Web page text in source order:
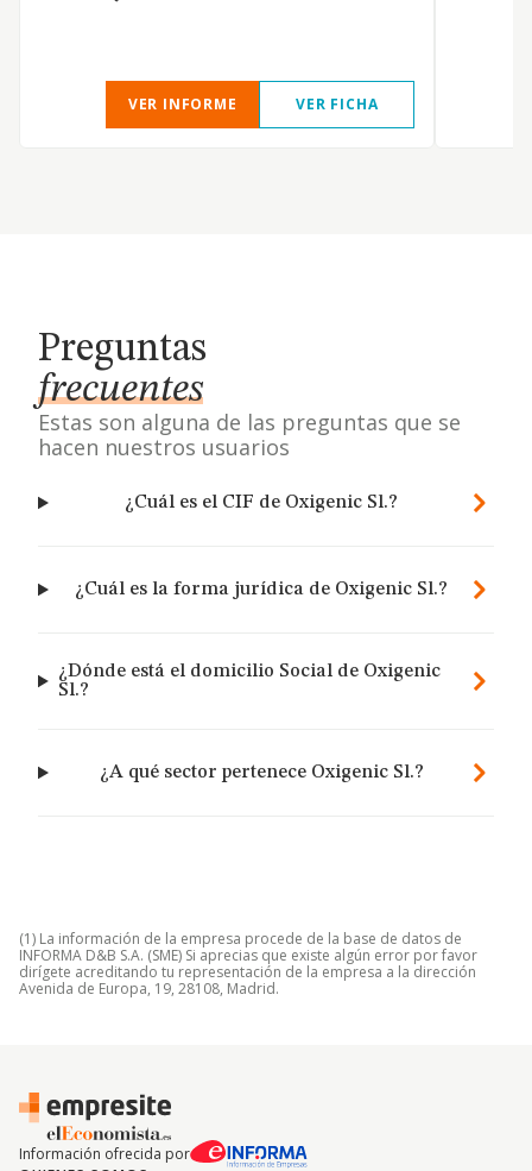
VER INFORME VER FICHA
Preguntas
frecuentes
Estas son alguna de las preguntas que se
hacen nuestros usuarios
¿Cuál es el CIF de Oxigenic Sl.?
¿Cuál es la forma jurídica de Oxigenic Sl.?
¿Dónde está el domicilio Social de Oxigenic
Sl.?
¿A qué sector pertenece Oxigenic Sl.?
(1) La información de la empresa procede de la base de datos de
INFORMA D&B S.A. (SME) Si aprecias que existe algún error por favor
dirígete acreditando tu representación de la empresa a la dirección
Avenida de Europa, 19, 28108, Madrid.
Información ofrecida por